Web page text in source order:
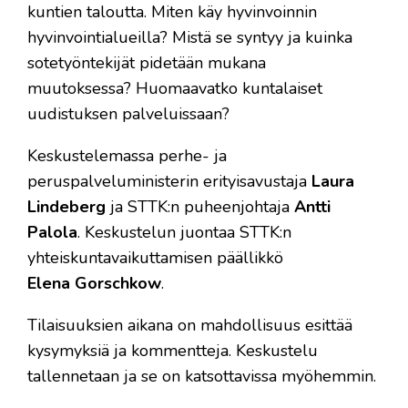
kuntien taloutta. Miten käy hyvinvoinnin
hyvinvointialueilla? Mistä se syntyy ja kuinka
sotetyöntekijät pidetään mukana
muutoksessa? Huomaavatko kuntalaiset
uudistuksen palveluissaan?
Keskustelemassa perhe- ja
peruspalveluministerin erityisavustaja Laura
Lindeberg ja STTK:n puheenjohtaja Antti
Palola. Keskustelun juontaa STTK:n
yhteiskuntavaikuttamisen päällikkö
Elena Gorschkow.
Tilaisuuksien aikana on mahdollisuus esittää
kysymyksiä ja kommentteja. Keskustelu
tallennetaan ja se on katsottavissa myöhemmin.